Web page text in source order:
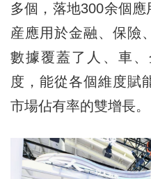
多個，落地300余個
産應用於金融、保險
數據覆蓋了人、車
度，能從各個維度賦
市場佔有率的雙增長。